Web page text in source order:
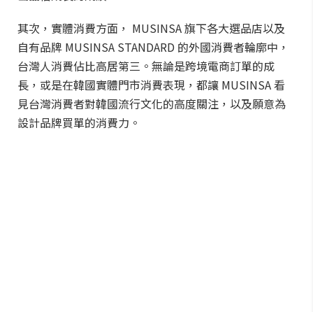
其次，實體消費方面， MUSINSA 旗下各大選品店以及
自有品牌 MUSINSA STANDARD 的外國消費者輪廓中，
台灣人消費佔比高居第三。無論是跨境電商訂單的成
長，或是在韓國實體門市消費表現，都讓 MUSINSA 看
見台灣消費者對韓國流行文化的高度關注，以及願意為
設計品牌買單的消費力。